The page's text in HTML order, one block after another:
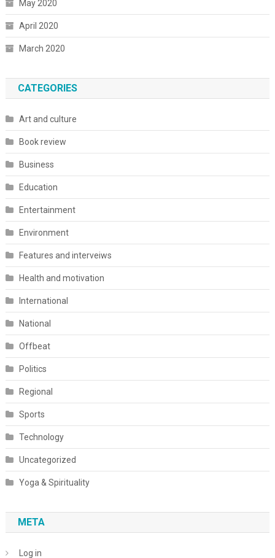
May 2020
April 2020
March 2020
CATEGORIES
Art and culture
Book review
Business
Education
Entertainment
Environment
Features and interveiws
Health and motivation
International
National
Offbeat
Politics
Regional
Sports
Technology
Uncategorized
Yoga & Spirituality
META
Log in